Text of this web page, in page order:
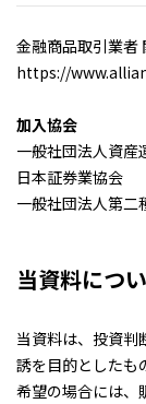
金融商品取引業者
https://
加入協会
一般社団法人資産
日本証券業協会
一般社団法人第二
当資料につ
当資料は、投資判
誘を目的としたも
希望の場合には、